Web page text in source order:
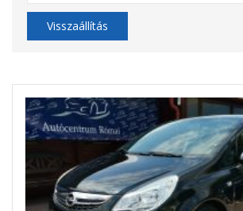
Visszaállítás